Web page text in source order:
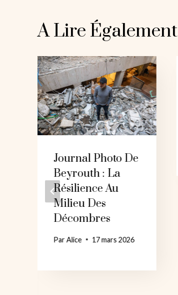
A Lire Également
Journal Photo De
Beyrouth : La
Résilience Au
Milieu Des
Décombres
ParAlice 17 mars 2026